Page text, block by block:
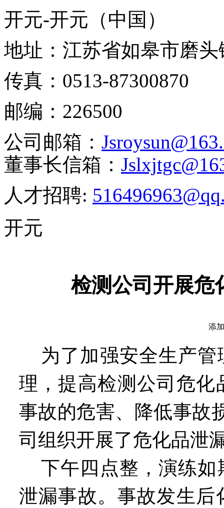
开元-开元（中国）
地址：江苏省如皋市磨
传真： 0513-87300870
邮编： 226500
公司邮箱： J
董事长信箱： J
人才招聘: 516496963@qq
开元
检测公司开展危
添
为了加强安全生产管
理，提高检测公司危
事故的危害、降低事故
司组织开展了危化品泄
下午四点整，演练如
泄漏事故。事故发生